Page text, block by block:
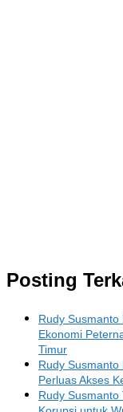
Posting
Rudy
Ekonomi
Timur
Rudy
Perluas Akses
Rudy Susmanto